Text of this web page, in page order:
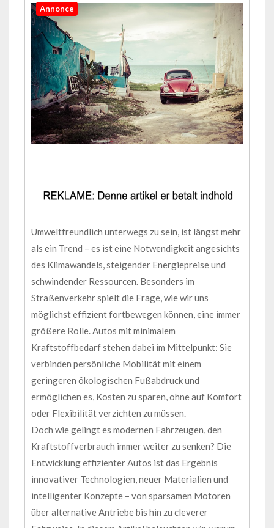
Annonce
Umweltfreundlich unterwegs zu sein, ist längst mehr
als ein Trend – es ist eine Notwendigkeit angesichts
des Klimawandels, steigender Energiepreise und
schwindender Ressourcen. Besonders im
Straßenverkehr spielt die Frage, wie wir uns
möglichst effizient fortbewegen können, eine immer
größere Rolle. Autos mit minimalem
Kraftstoffbedarf stehen dabei im Mittelpunkt: Sie
verbinden persönliche Mobilität mit einem
geringeren ökologischen Fußabdruck und
ermöglichen es, Kosten zu sparen, ohne auf Komfort
oder Flexibilität verzichten zu müssen.
Doch wie gelingt es modernen Fahrzeugen, den
Kraftstoffverbrauch immer weiter zu senken? Die
Entwicklung effizienter Autos ist das Ergebnis
innovativer Technologien, neuer Materialien und
intelligenter Konzepte – von sparsamen Motoren
über alternative Antriebe bis hin zu cleverer